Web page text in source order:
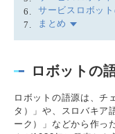
サービスロボッ
まとめ
ロボットの
ロボットの語源は、チ
タ）」や、スロバキア
ーク）」などから作っ